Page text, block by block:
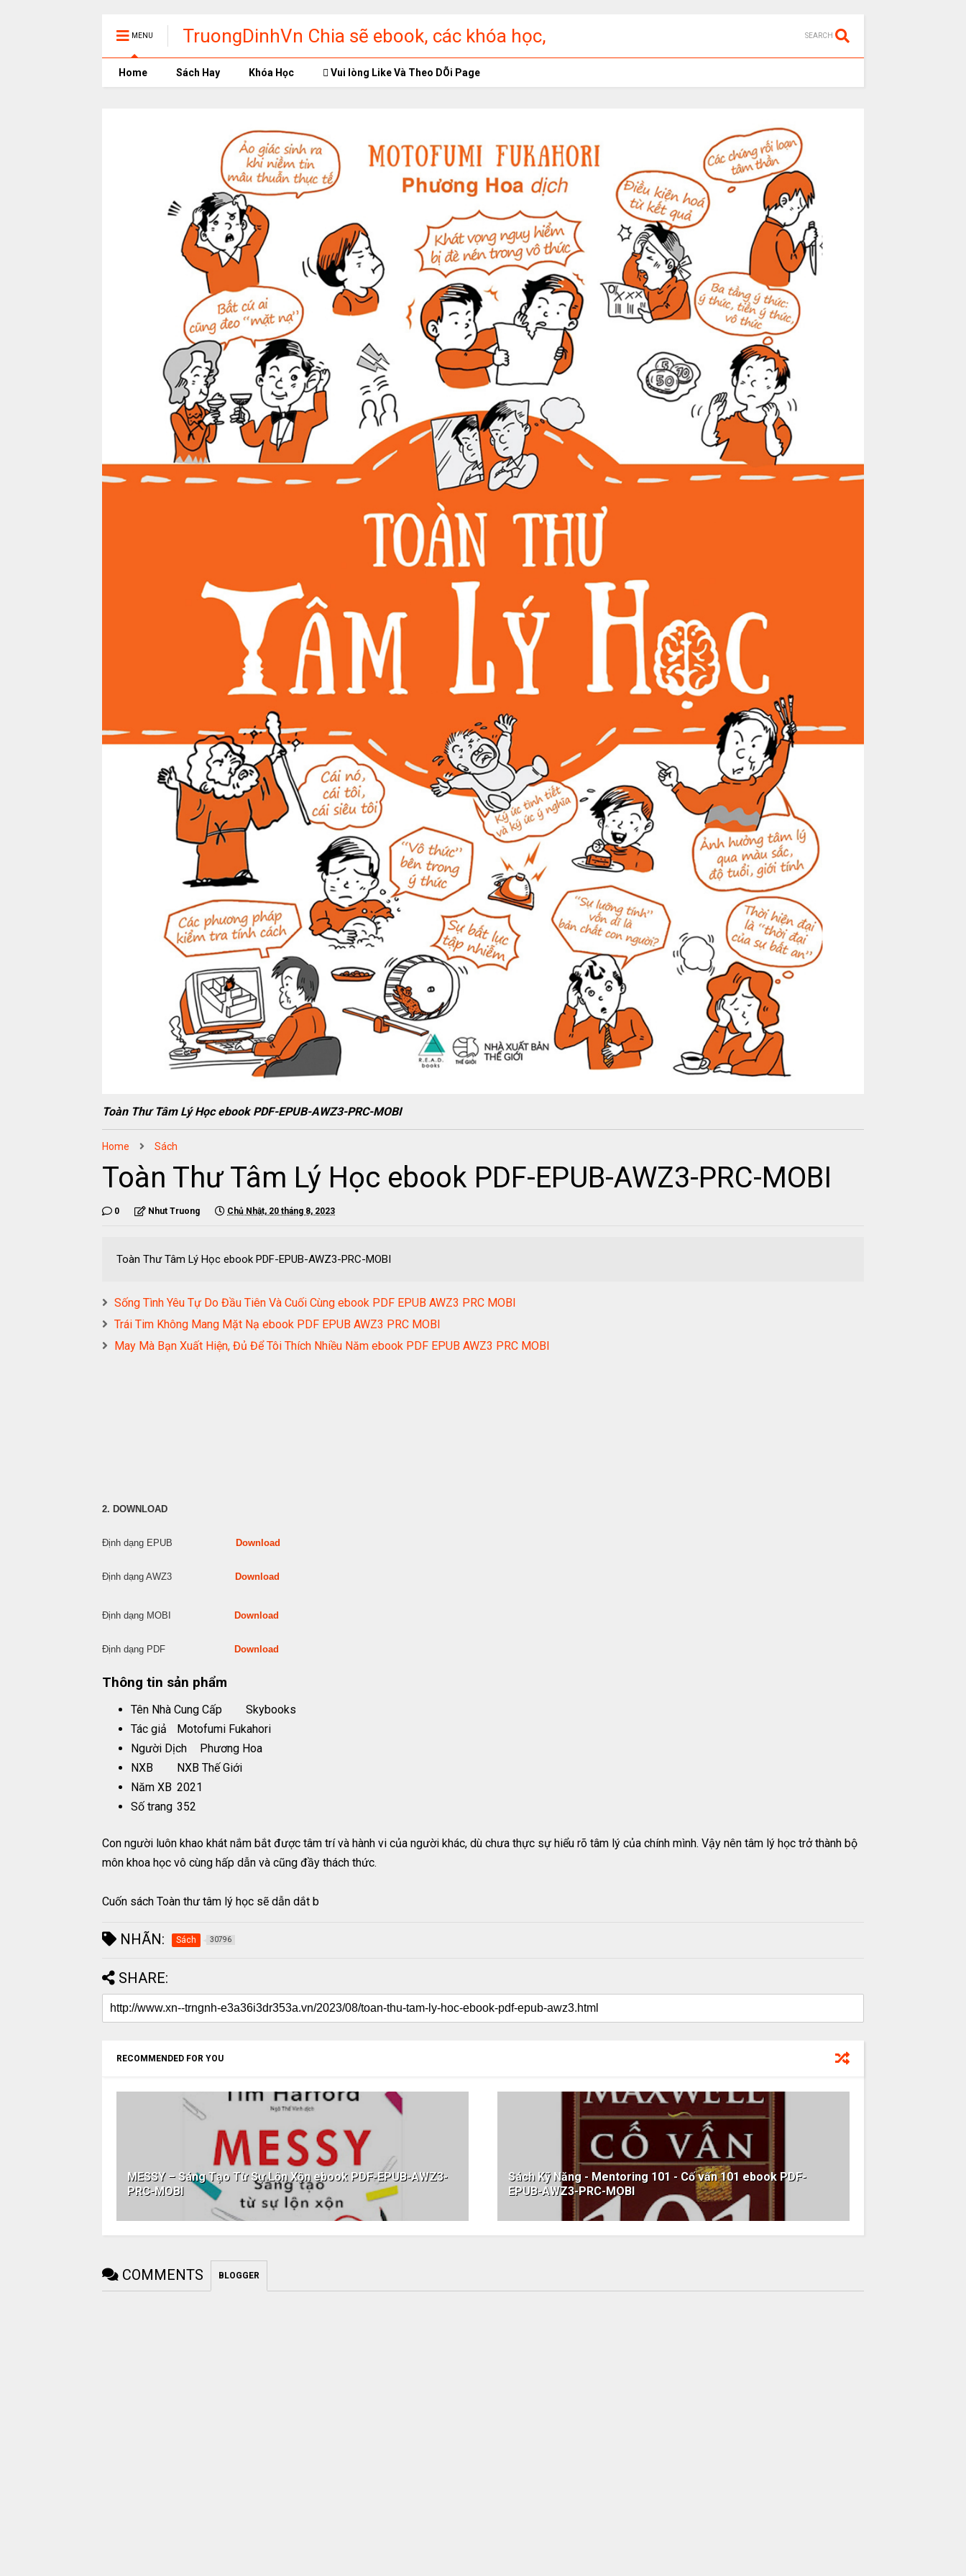
MENU
TruongDinhVn Chia sẽ ebook, các khóa học,
phần mềm học tập miễn phí
SEARCH
Home Sách Hay Khóa Học Vui lòng Like Và Theo DÕi Page
Toàn Thư Tâm Lý Học ebook PDF-EPUB-AWZ3-PRC-MOBI
Home Sách
Toàn Thư Tâm Lý Học ebook PDF-EPUB-AWZ3-PRC-MOBI
0 Nhut Truong Chủ Nhật, 20 tháng 8, 2023
Toàn Thư Tâm Lý Học ebook PDF-EPUB-AWZ3-PRC-MOBI
Sống Tình Yêu Tự Do Đầu Tiên Và Cuối Cùng ebook PDF EPUB AWZ3 PRC MOBI
Trái Tim Không Mang Mặt Nạ ebook PDF EPUB AWZ3 PRC MOBI
May Mà Bạn Xuất Hiện, Đủ Để Tôi Thích Nhiều Năm ebook PDF EPUB AWZ3 PRC MOBI
2. DOWNLOAD
Định dạng EPUB Download
Định dạng AWZ3 Download
Định dạng MOBI Download
Định dạng PDF Download
Thông tin sản phẩm
Tên Nhà Cung Cấp
Skybooks
Tác giả
Motofumi Fukahori
Người Dịch
Phương Hoa
NXB
NXB Thế Giới
Năm XB 2021
Số trang 352
Con người luôn khao khát nắm bắt được tâm trí và hành vi của người khác, dù chưa thực sự hiểu rõ tâm lý của chính mình. Vậy nên tâm lý học trở thành bộ
môn khoa học vô cùng hấp dẫn và cũng đầy thách thức.
Cuốn sách Toàn thư tâm lý học sẽ dẫn dắt b
NHÃN: Sách 30796
SHARE:
RECOMMENDED FOR YOU
MESSY – Sáng Tạo Từ Sự Lộn Xộn ebook PDF-EPUB-AWZ3-
PRC-MOBI
Sách Kỹ Năng - Mentoring 101 - Cố vấn 101 ebook PDF-
EPUB-AWZ3-PRC-MOBI
COMMENTS BLOGGER